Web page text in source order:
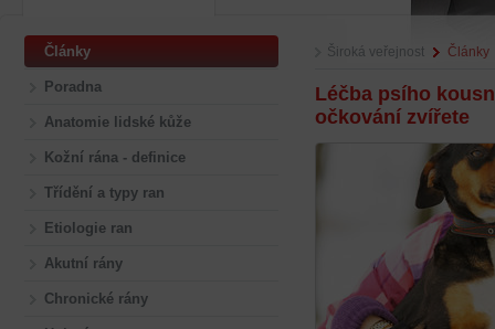
Široká veřejnost Články
Léčba psího
očkování zvířete
Články
Poradna
Anatomie lidské kůže
Kožní rána - definice
Třídění a typy ran
Etiologie ran
Akutní rány
Chronické rány